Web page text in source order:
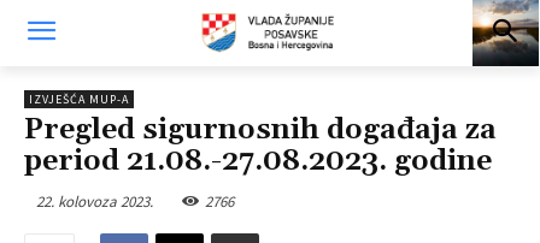
IZVJEŠĆA MUP-A
Pregled sigurnosnih događaja za
period 21.08.-27.08.2023. godine
22. kolovoza 2023. 2766